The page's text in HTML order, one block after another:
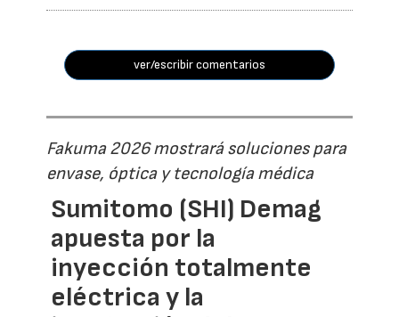
ver/escribir comentarios
Fakuma 2026 mostrará soluciones para
envase, óptica y tecnología médica
Sumitomo (SHI) Demag
apuesta por la
inyección totalmente
eléctrica y la